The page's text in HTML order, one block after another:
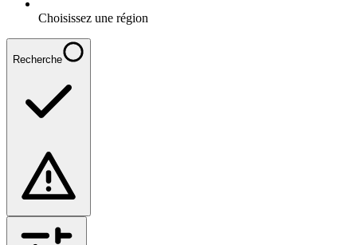
Choisissez une région
Recherche